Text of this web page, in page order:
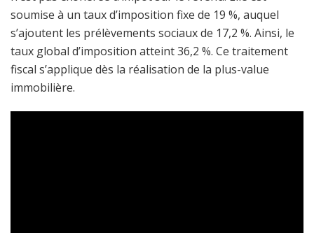
soumise à un taux d’imposition fixe de 19 %, auquel
s’ajoutent les prélèvements sociaux de 17,2 %. Ainsi, le
taux global d’imposition atteint 36,2 %. Ce traitement
fiscal s’applique dès la réalisation de la plus-value
immobilière.